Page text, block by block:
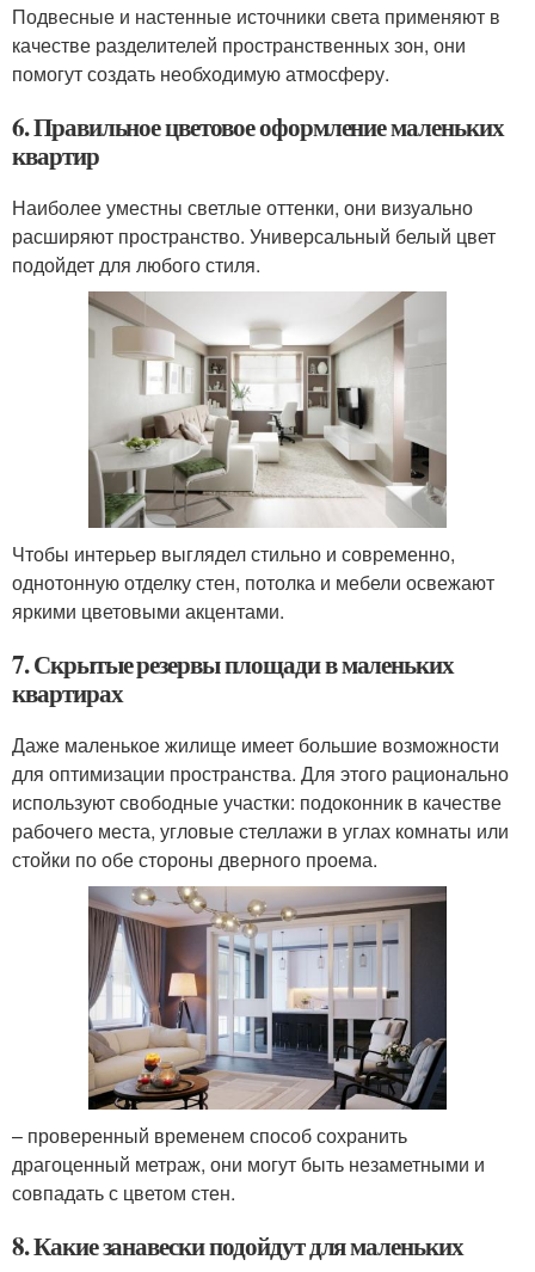
Подвесные и настенные источники света применяют в
качестве разделителей пространственных зон, они
помогут создать необходимую атмосферу.
6. Правильное цветовое оформление маленьких
квартир
Наиболее уместны светлые оттенки, они визуально
расширяют пространство. Универсальный белый цвет
подойдет для любого стиля.
Чтобы интерьер выглядел стильно и современно,
однотонную отделку стен, потолка и мебели освежают
яркими цветовыми акцентами.
7. Скрытые резервы площади в маленьких
квартирах
Даже маленькое жилище имеет большие возможности
для оптимизации пространства. Для этого рационально
используют свободные участки: подоконник в качестве
рабочего места, угловые стеллажи в углах комнаты или
стойки по обе стороны дверного проема.
– проверенный временем способ сохранить
драгоценный метраж, они могут быть незаметными и
совпадать с цветом стен.
8. Какие занавески подойдут для маленьких